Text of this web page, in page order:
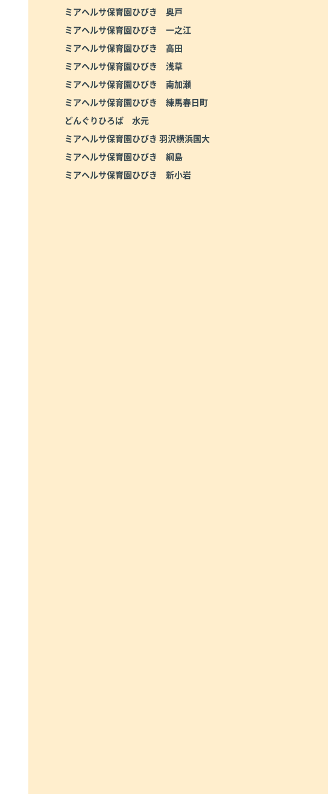
ミアヘルサ保育園ひびき 奥戸
ミアヘルサ保育園ひびき 一之江
ミアヘルサ保育園ひびき 高田
ミアヘルサ保育園ひびき 浅草
ミアヘルサ保育園ひびき 南加瀬
ミアヘルサ保育園ひびき 練馬春日町
どんぐりひろば 水元
ミアヘルサ保育園ひびき 羽沢横浜国大
ミアヘルサ保育園ひびき 綱島
ミアヘルサ保育園ひびき 新小岩